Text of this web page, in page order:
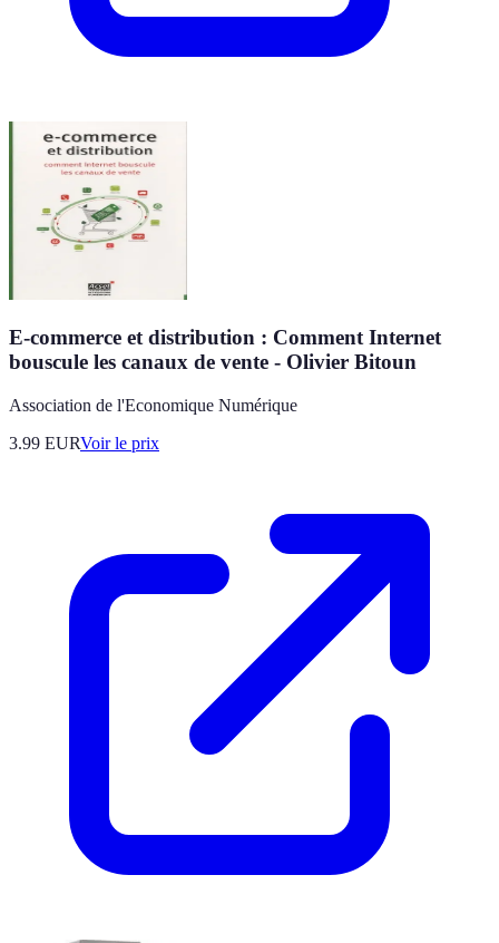
E-commerce et distribution : Comment Internet
bouscule les canaux de vente - Olivier Bitoun
Association de l'Economique Numérique
3.99 EURVoir le prix